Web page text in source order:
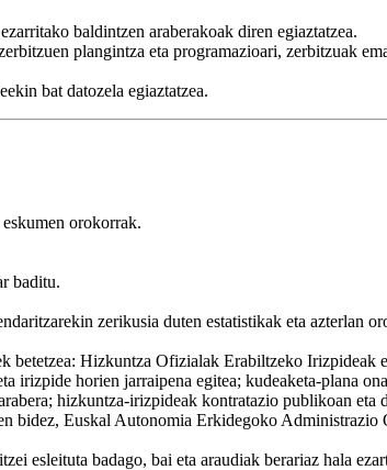
baldintzen araberakoak diren egiaztatzea.
plangintza eta programazioari, zerbitzuak
bat datozela egiaztatzea.
orokorrak.
baditu.
zerikusia duten estatistikak eta azterlan
betetzea: Hizkuntza Ofizialak Erabiltzeko Irizpideak
irizpide horien jarraipena egitea; kudeaketa-plana
hizkuntza-irizpideak kontratazio publikoan eta
bidez, Euskal Autonomia Erkidegoko
esleituta badago, bai eta araudiak berariaz hala